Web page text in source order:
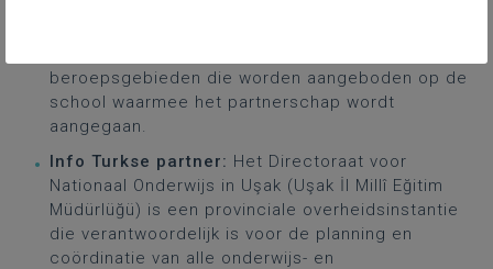
beroepsgebieden die worden aangeboden op de
school waarmee het partnerschap wordt
aangegaan.
Info Turkse partner: Het Directoraat voor
Nationaal Onderwijs in Uşak (Uşak İl Millî Eğitim
Müdürlüğü) is een provinciale overheidsinstantie
die verantwoordelijk is voor de planning en
coördinatie van alle onderwijs- en